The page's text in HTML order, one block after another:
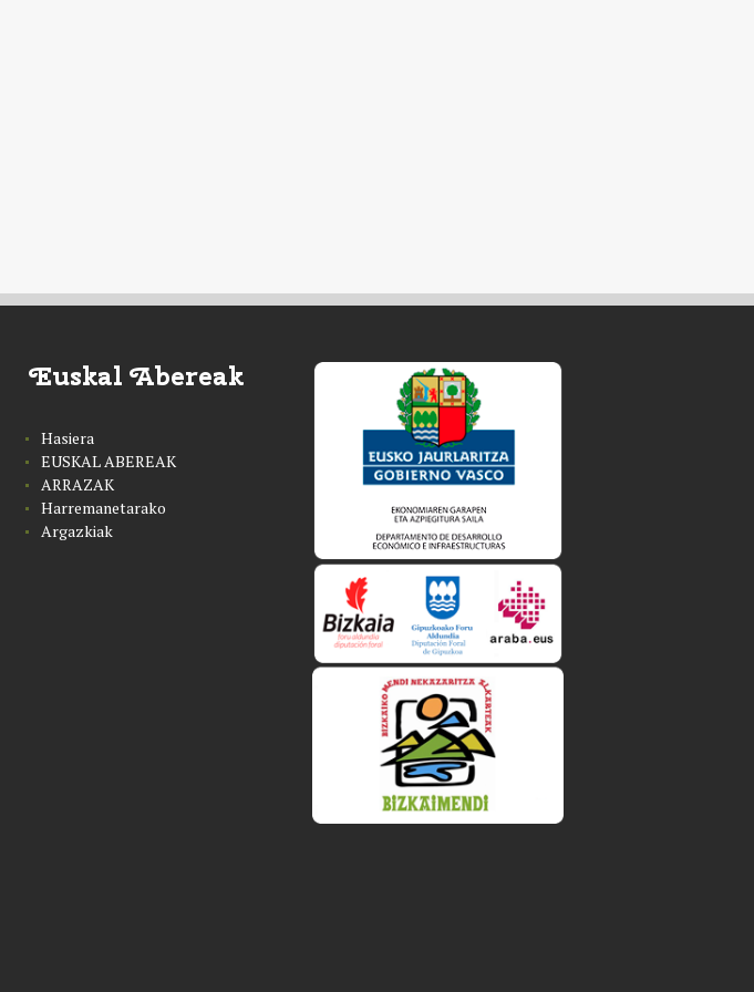
Euskal Abereak
Hasiera
EUSKAL ABEREAK
ARRAZAK
Harremanetarako
Argazkiak